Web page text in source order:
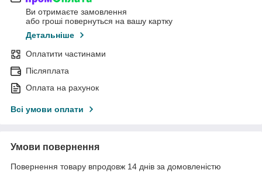
Ви отримаєте замовлення
або гроші повернуться на вашу картку
Детальніше
Оплатити частинами
Післяплата
Оплата на рахунок
Всі умови оплати
Умови повернення
Повернення товару впродовж 14 днів за домовленістю